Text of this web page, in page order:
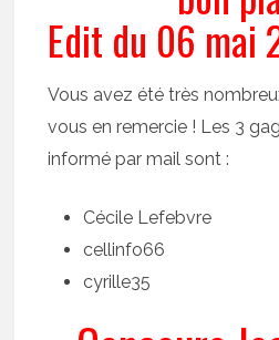
Edit du 06 mai
Vous avez été très
vous en remercie ! Les 3
informé par mail sont :
Cécile Lefebvre
cellinfo66
cyrille35